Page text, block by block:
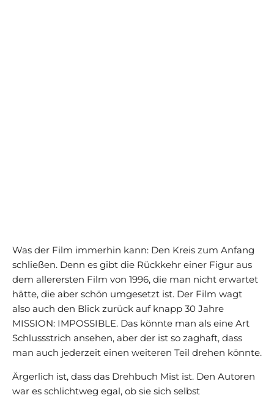
Was der Film immerhin kann: Den Kreis zum Anfang
schließen. Denn es gibt die Rückkehr einer Figur aus
dem allerersten Film von 1996, die man nicht erwartet
hätte, die aber schön umgesetzt ist. Der Film wagt
also auch den Blick zurück auf knapp 30 Jahre
MISSION: IMPOSSIBLE. Das könnte man als eine Art
Schlussstrich ansehen, aber der ist so zaghaft, dass
man auch jederzeit einen weiteren Teil drehen könnte.
Ärgerlich ist, dass das Drehbuch Mist ist. Den Autoren
war es schlichtweg egal, ob sie sich selbst